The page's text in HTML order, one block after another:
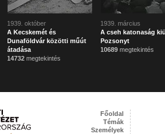
1939. október
A Kecskemét és
Dunaföldvár közötti műút
átadása
14732 megtekintés
1939. március
A cseh katonaság
Pozsonyt
10689 megtekintés
Főoldal
Témák
Személyek